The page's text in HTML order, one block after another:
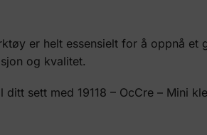
er helt essensielt for å oppnå et
og kvalitet.
sett med 19118 – OcCre – Mini